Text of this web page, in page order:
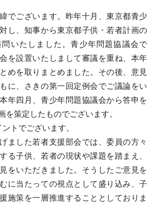
でございます。昨年十月、東京都青少
し、知事から東京都子供・若者計画の
いたしました。青少年問題協議会で
を設置いたしまして審議を重ね、本年
めを取りまとめました。その後、意見
に、さきの第一回定例会でご議論をい
年四月、青少年問題協議会から答申を
を策定したものでございます。
トでございます。
ました若者支援部会では、委員の方々
る子供、若者の現状や課題を踏まえ、
をいただきました。そうしたご意見を
に当たっての視点として盛り込み、子
施策を一層推進することとしておりま